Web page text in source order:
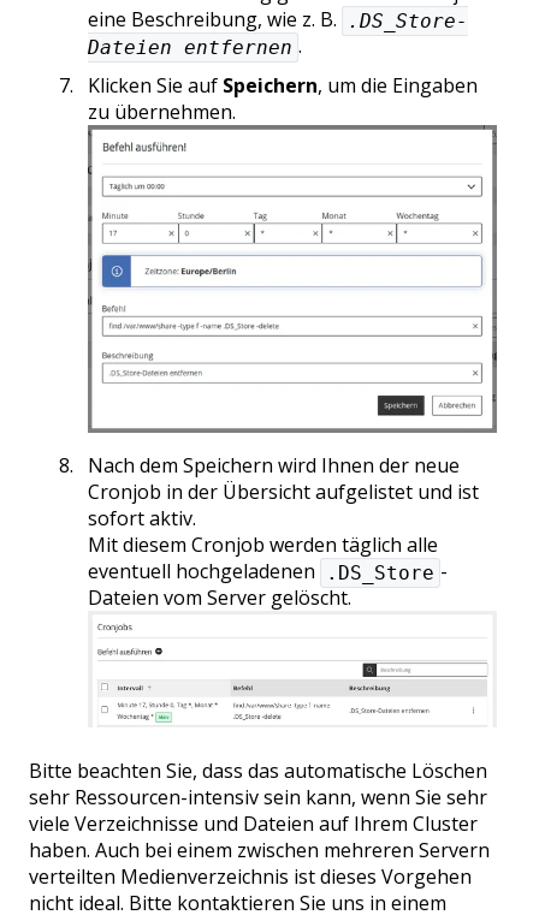
eine Beschreibung, wie z. B.
.DS_Store-
Dateien entfernen .
Klicken Sie auf Speichern, um die Eingaben
zu übernehmen.
Nach dem Speichern wird Ihnen der neue
Cronjob in der Übersicht aufgelistet und ist
sofort aktiv.
Mit diesem Cronjob werden täglich alle
eventuell hochgeladenen
.DS_Store -
Dateien vom Server gelöscht.
Bitte beachten Sie, dass das automatische Löschen
sehr Ressourcen-intensiv sein kann, wenn Sie sehr
viele Verzeichnisse und Dateien auf Ihrem Cluster
haben. Auch bei einem zwischen mehreren Servern
verteilten Medienverzeichnis ist dieses Vorgehen
nicht ideal. Bitte kontaktieren Sie uns in einem